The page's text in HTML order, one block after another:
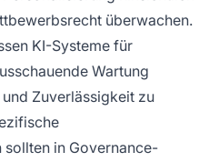
überwachen.
KI-Systeme für
Wartung
Zuverlässigkeit zu
in Governance-